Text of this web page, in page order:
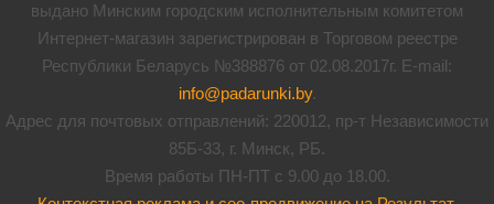
выдано Минским городским исполнительным комитетом
Интернет-магазин зарегистрирован в Торговом реестре
Республики Беларусь №388876 от 02.08.2017г. E-mail:
info@padarunki.by.
Адрес для почтовых отправлений: 220012, пр-т Независимости
85Б-33, г. Минск, РБ.
Время работы ПН-ПТ с 9.00 до 18.00.